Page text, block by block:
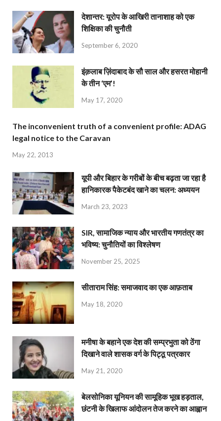
देशान्‍तर: यूरोप के आखिरी तानाशाह को एक
शिक्षिका की चुनौती
September 6, 2020
इंक़लाब ज़िंदाबाद के सौ साल और हसरत मोहानी
के तीन ‘एम’!
May 17, 2020
The inconvenient truth of a convenient profile: ADAG
legal notice to the Caravan
May 22, 2013
यूपी और बिहार के गरीबों के बीच बढ़ता जा रहा है
हानिकारक पैकेटबंद खाने का चलन: अध्ययन
March 23, 2023
SIR, सामाजिक न्याय और भारतीय गणतंत्र का
भविष्य: चुनौतियों का विश्लेषण
November 25, 2025
सीताराम सिंह: समाजवाद का एक आफ़ताब
May 18, 2020
मनीषा के बहाने एक देश की सम्प्रभुता को ठेंगा
दिखाने वाले शासक वर्ग के पिट्ठू पत्रकार
May 21, 2020
बेलसोनिका यूनियन की सामूहिक भूख हड़ताल,
छंटनी के खिलाफ आंदोलन तेज करने का आह्वान